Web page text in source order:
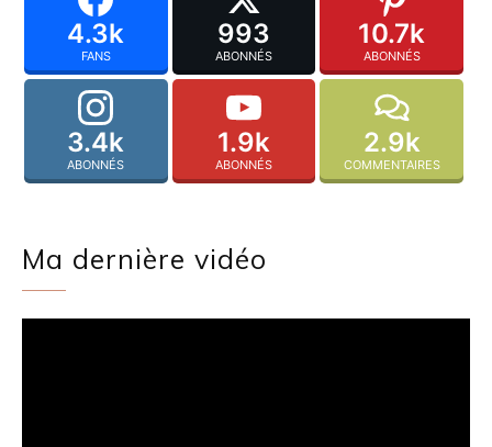
4.3k
FANS
993
ABONNÉS
10.7k
ABONNÉS
3.4k
ABONNÉS
1.9k
ABONNÉS
2.9k
COMMENTAIRES
Ma dernière vidéo